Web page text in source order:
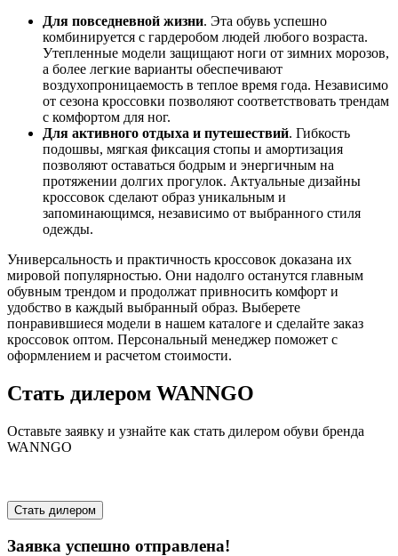
Для повседневной жизни. Эта обувь успешно
комбинируется с гардеробом людей любого возраста.
Утепленные модели защищают ноги от зимних морозов,
а более легкие варианты обеспечивают
воздухопроницаемость в теплое время года. Независимо
от сезона кроссовки позволяют соответствовать трендам
с комфортом для ног.
Для активного отдыха и путешествий. Гибкость
подошвы, мягкая фиксация стопы и амортизация
позволяют оставаться бодрым и энергичным на
протяжении долгих прогулок. Актуальные дизайны
кроссовок сделают образ уникальным и
запоминающимся, независимо от выбранного стиля
одежды.
Универсальность и практичность кроссовок доказана их
мировой популярностью. Они надолго останутся главным
обувным трендом и продолжат привносить комфорт и
удобство в каждый выбранный образ. Выберете
понравившиеся модели в нашем каталоге и сделайте заказ
кроссовок оптом. Персональный менеджер поможет с
оформлением и расчетом стоимости.
Стать дилером WANNGO
Оставьте заявку и узнайте как стать дилером обуви бренда
WANNGO
Стать дилером
Заявка успешно отправлена!